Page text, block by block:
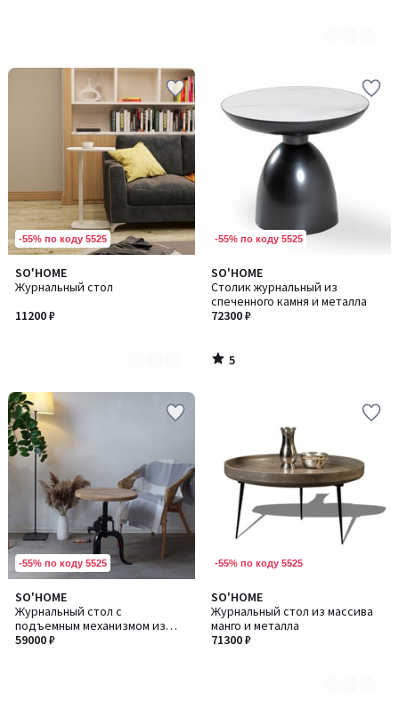
-55% по коду 5525
SO'HOME
Журнальный стол
11200 ₽
Количество
цветов:
2
-55% по коду 5525
SO'HOME
Столик журнальный из
спеченного камня и металла
72300 ₽
5
/
5
5
/
-55% по коду 5525
SO'HOME
Журнальный стол с
подъемным механизмом из
массива манго и металла
59000 ₽
-55% по коду 5525
SO'HOME
Журнальный стол из массива
манго и металла
71300 ₽
Количество
цветов:
2